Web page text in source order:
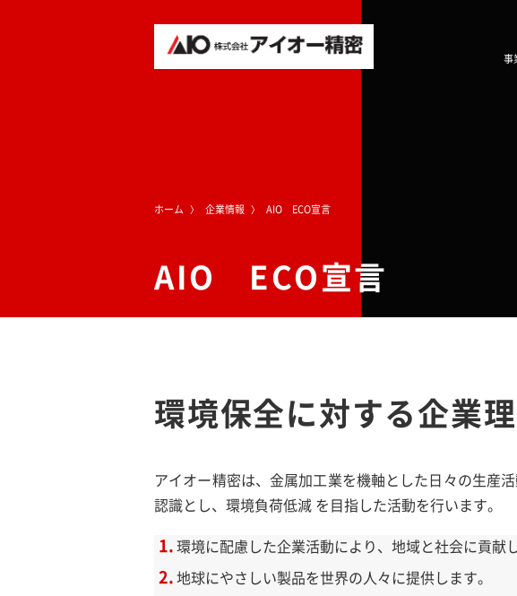
事
ホーム 企業情報 AIO ECO宣言
AIO ECO宣言
環境保全に対する企業
アイオー精密は、金属加工業を機軸とした日々の生産
認識とし、環境負荷低減 を目指した活動を行います。
環境に配慮した企業活動により、地域と社会に貢献
地球にやさしい製品を世界の人々に提供します。